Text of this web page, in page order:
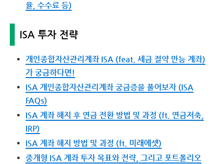
율, 수수료 등)
ISA 투자 전략
개인종합자산관리계좌 ISA (feat. 세금 절약 만능 계좌)
가 궁금하다면!
ISA 개인종합자산관리계좌 궁금증을 풀어보자 (ISA
FAQs)
ISA 계좌 해지 후 연금 전환 방법 및 과정 (ft. 연금저축,
IRP)
ISA 계좌 해지 방법 및 과정 (ft. 미래에셋)
중개형 ISA 계좌 투자 목표와 전략, 그리고 포트폴리오